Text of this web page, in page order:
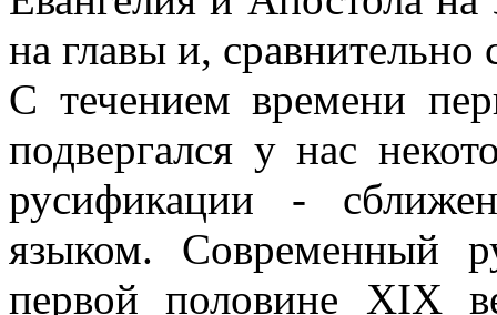
на главы и,
С течением времени
подвергался у нас
русификации -
языком. Современный
первой половине XIX